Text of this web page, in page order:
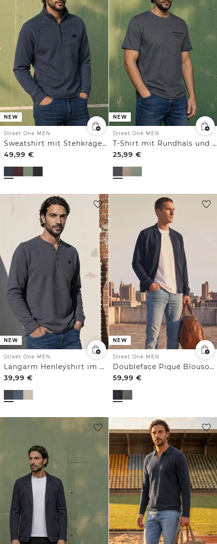
NEW
Street One MEN
Sweatshirt mit Stehkragen und Zipper
49,99 €
NEW
Street One MEN
T-Shirt mit Rundhals und Chestprint
25,99 €
NEW
Street One MEN
Langarm Henleyshirt im Melange-Look
39,99 €
NEW
Street One MEN
Doubleface Piqué Blouson mit Zipper
59,99 €